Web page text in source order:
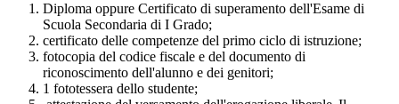
Diploma oppure Certificato di superamento dell'Esame di
Scuola Secondaria di I Grado;
certificato delle competenze del primo ciclo di istruzione;
fotocopia del codice fiscale e del documento di
riconoscimento dell'alunno e dei genitori;
1 fototessera dello studente;